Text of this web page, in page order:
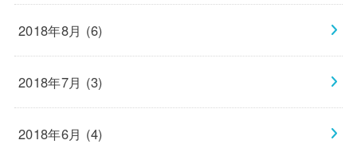
2018年8月 (6)
2018年7月 (3)
2018年6月 (4)